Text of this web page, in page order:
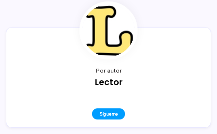
Por autor
Lector
Sígueme